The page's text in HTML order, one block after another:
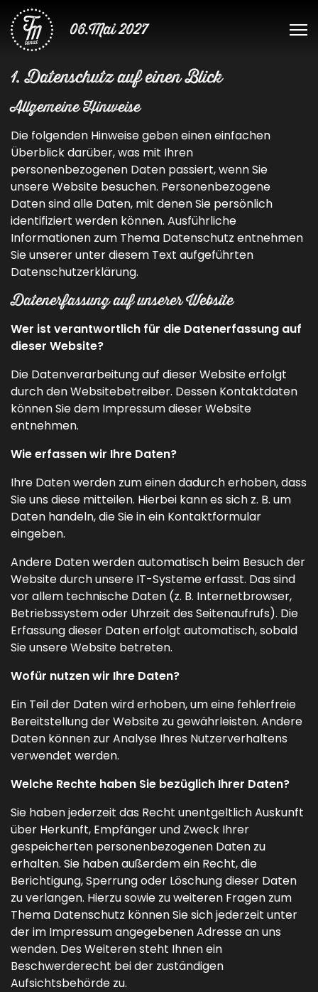
06.Mai 2027
1. Datenschutz auf einen Blick
Allgemeine Hinweise
Die folgenden Hinweise geben einen einfachen
Überblick darüber, was mit Ihren
personenbezogenen Daten passiert, wenn Sie
unsere Website besuchen. Personenbezogene
Daten sind alle Daten, mit denen Sie persönlich
identifiziert werden können. Ausführliche
Informationen zum Thema Datenschutz entnehmen
Sie unserer unter diesem Text aufgeführten
Datenschutzerklärung.
Datenerfassung auf unserer Website
Wer ist verantwortlich für die Datenerfassung auf
dieser Website?
Die Datenverarbeitung auf dieser Website erfolgt
durch den Websitebetreiber. Dessen Kontaktdaten
können Sie dem Impressum dieser Website
entnehmen.
Wie erfassen wir Ihre Daten?
Ihre Daten werden zum einen dadurch erhoben, dass
Sie uns diese mitteilen. Hierbei kann es sich z. B. um
Daten handeln, die Sie in ein Kontaktformular
eingeben.
Andere Daten werden automatisch beim Besuch der
Website durch unsere IT-Systeme erfasst. Das sind
vor allem technische Daten (z. B. Internetbrowser,
Betriebssystem oder Uhrzeit des Seitenaufrufs). Die
Erfassung dieser Daten erfolgt automatisch, sobald
Sie unsere Website betreten.
Wofür nutzen wir Ihre Daten?
Ein Teil der Daten wird erhoben, um eine fehlerfreie
Bereitstellung der Website zu gewährleisten. Andere
Daten können zur Analyse Ihres Nutzerverhaltens
verwendet werden.
Welche Rechte haben Sie bezüglich Ihrer Daten?
Sie haben jederzeit das Recht unentgeltlich Auskunft
über Herkunft, Empfänger und Zweck Ihrer
gespeicherten personenbezogenen Daten zu
erhalten. Sie haben außerdem ein Recht, die
Berichtigung, Sperrung oder Löschung dieser Daten
zu verlangen. Hierzu sowie zu weiteren Fragen zum
Thema Datenschutz können Sie sich jederzeit unter
der im Impressum angegebenen Adresse an uns
wenden. Des Weiteren steht Ihnen ein
Beschwerderecht bei der zuständigen
Aufsichtsbehörde zu.